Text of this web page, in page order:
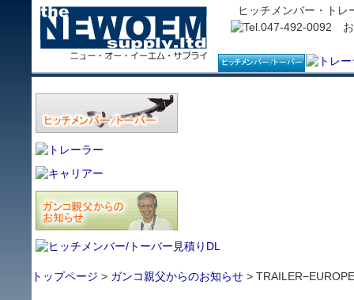
ヒッチメンバー・ト
トップページ > ガンコ親父からのお知らせ >